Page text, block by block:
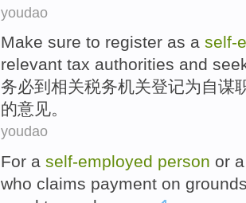
youdao
Make sure to register as a self-
relevant tax authorities and
务必到 相关税务机关登记为 自谋
的意见。
youdao
For a self-employed person or
who claims payment on